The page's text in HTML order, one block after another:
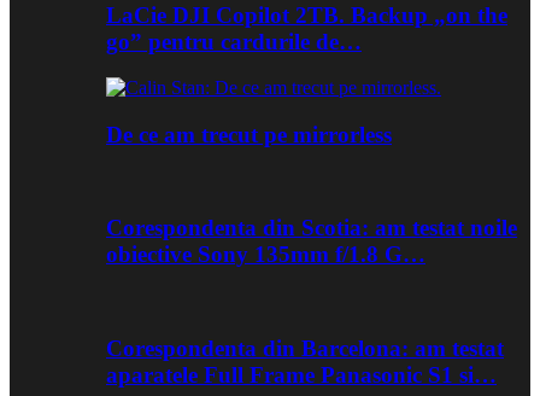
LaCie DJI Copilot 2TB. Backup „on the
go” pentru cardurile de…
De ce am trecut pe mirrorless
Corespondenta din Scotia: am testat noile
obiective Sony 135mm f/1.8 G…
Corespondenta din Barcelona: am testat
aparatele Full Frame Panasonic S1 si…